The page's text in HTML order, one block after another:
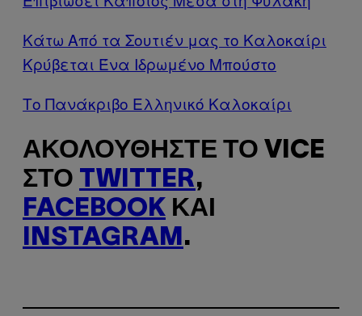
Κάτω Από τα Σουτιέν μας το Καλοκαίρι
Κρύβεται Ένα Ιδρωμένο Μπούστο
Το Πανάκριβο Ελληνικό Καλοκαίρι
ΑΚΟΛΟΥΘΉΣΤΕ ΤΟ VICE
ΣΤΟ TWITTER,
FACEBOOK ΚΑΙ
INSTAGRAM .